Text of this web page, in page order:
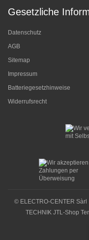
Gesetzliche
Datenschutz
AGB
Sitemap
Impressum
Batteriegesetzhinweise
Widerrufsrecht
© ELECTRO-CENTER Sàrl
TECHNIK JTL-Shop